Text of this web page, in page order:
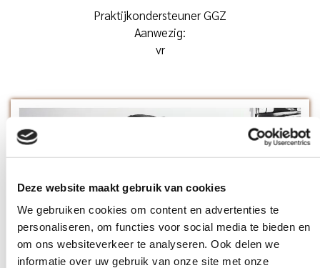
Deze website maakt gebruik van cookies
We gebruiken cookies om content en advertenties te
personaliseren, om functies voor social media te bieden en
om ons websiteverkeer te analyseren. Ook delen we
informatie over uw gebruik van onze site met onze
Praktijkondersteuner GGZ
Aanwezig:
vr